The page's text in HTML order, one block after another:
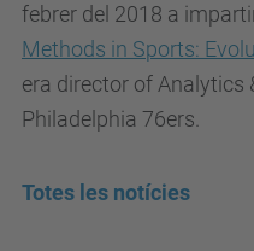
febrer del 2018 a
Methods in Sports:
era director of Analytics
Philadelphia 76ers.
Totes les notícies